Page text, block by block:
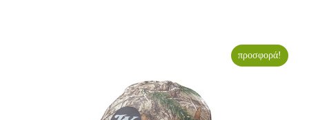
προσφορά!